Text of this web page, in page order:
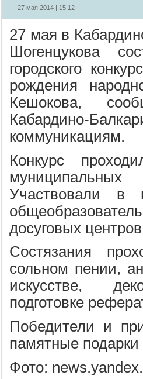
27 мая 2014 | 15:12
27 мая в
Шогенцукова
городского
рождения
Кешокова,
Кабардино-
коммуникациям.
Конкурс
Участвовали
досуговых
Состязания
сольном пении,
искусстве,
подготовке
Победители и
памятные
Фото: